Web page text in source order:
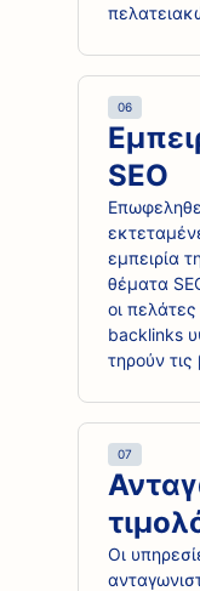
06
SEO
εμπειρία
θέματα
οι
backlinks
τηρούν τις
07
Οι